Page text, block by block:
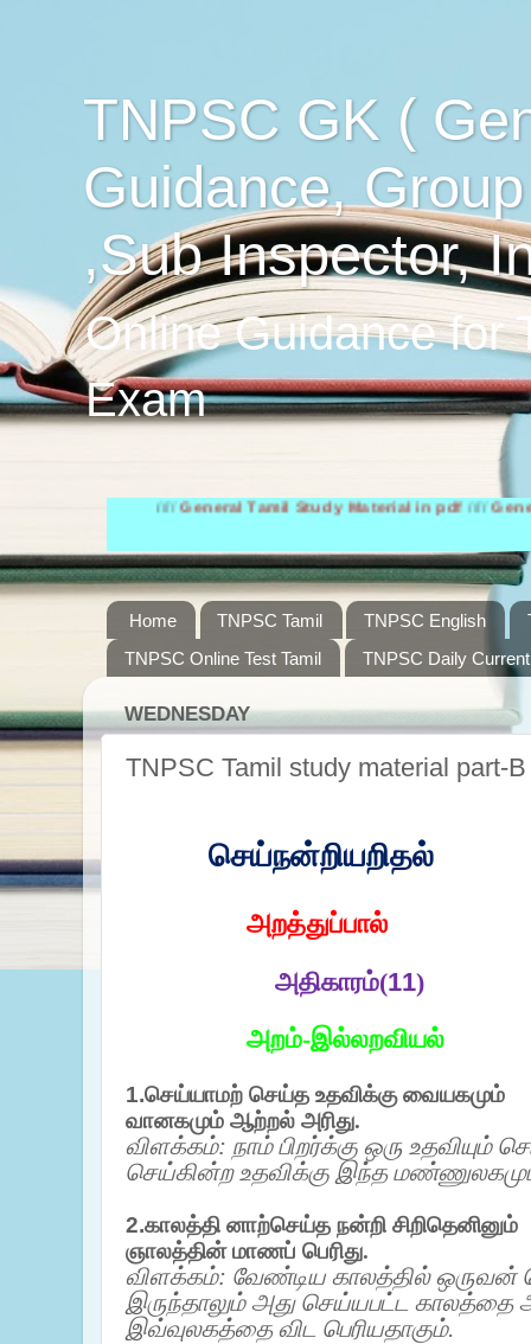
TNPSC GK (
Guidance,
,Sub Inspector,
Online Guidance for
Exam
General Tamil Study Material in pdf////General
Home TNPSC Tamil TNPSC English
TNPSC Online Test Tamil
TNPSC Daily
WEDNESDAY
TNPSC Tamil study material part-
செய்நன்றியறிதல்
அறத்துப்பால்
அதிகாரம்(11)
அறம்-இல்லறவியல்
1.செய்யாமற் செய்த உதவிக்கு வையகமும்
வானகமும் ஆற்றல் அரிது.
விளக்கம்: நாம் பிறர்க்கு ஒரு உதவியும்
செய்கின்ற உதவிக்கு இந்த
2.காலத்தி னாற்செய்த நன்றி சிறிதெனினும்
ஞாலத்தின் மாணப் பெரிது.
விளக்கம்: வேண்டிய காலத்தில் ஒருவன்
இருந்தாலும் அது செய்யபட்ட காலத்தை
இவ்வுலகத்தை விட பெரியதாகும்.